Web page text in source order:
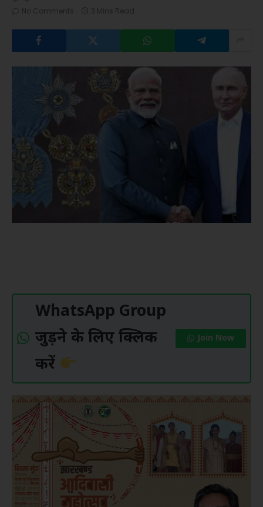
No Comments
3 Mins Read
WhatsApp Group
जुड़ने के लिए क्लिक
करें
Join Now